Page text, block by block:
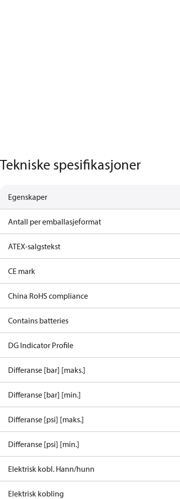
Tekniske spesifikasjoner
Egenskaper
Antall per emballasjeformat
ATEX-salgstekst
CE mark
China RoHS compliance
Contains batteries
DG Indicator Profile
Differanse [bar] [maks.]
Differanse [bar] [min.]
Differanse [psi] [maks.]
Differanse [psi] [min.]
Elektrisk kobl. Hann/hunn
Elektrisk kobling